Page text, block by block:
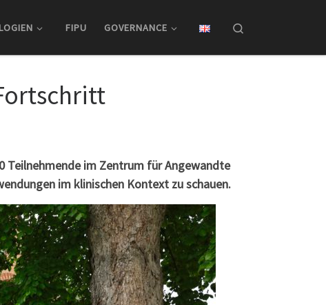
FIPU GOVERNANCE
Teilnehmende im Zentrum für Angewandte
im klinischen Kontext zu schauen.